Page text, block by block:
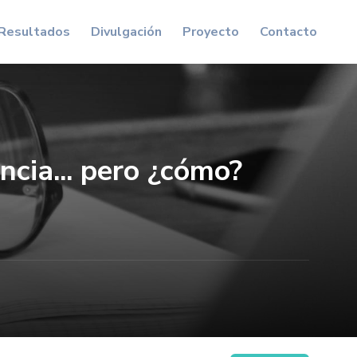
Divulgación Proyecto Contacto
pero ¿cómo?